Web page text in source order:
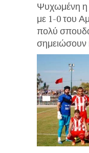
Ψυχωμένη η
με 1-0 του
πολύ
σημειώσουν